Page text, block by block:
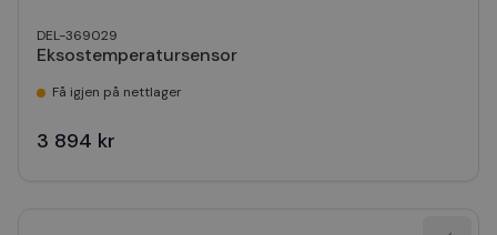
DEL-369029
Eksostemperatursensor
Få igjen på nettlager
3 894 kr